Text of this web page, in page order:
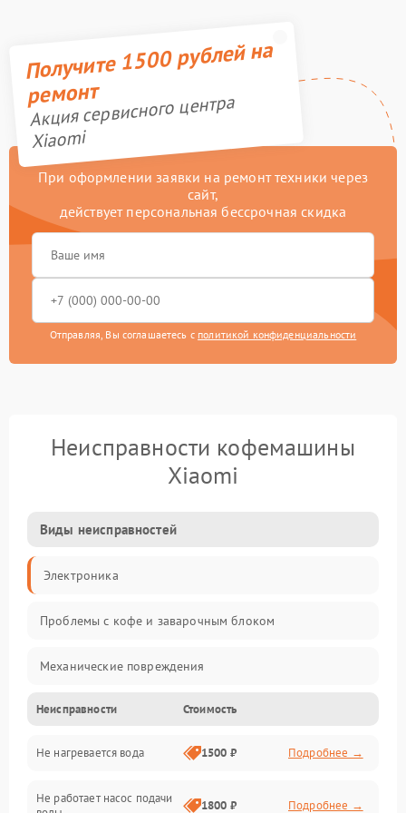
Получите 1500 рублей на
ремонт
Акция сервисного центра
Xiaomi
При оформлении заявки на ремонт техники через
сайт,
действует персональная бессрочная скидка
Отправляя, Вы соглашаетесь с политикой конфиденциальности
Неисправности кофемашины
Xiaomi
Виды неисправностей
Электроника
Проблемы с кофе и заварочным блоком
Механические повреждения
Прочие неисправности
Включение и работа
Проблемы с водой
Неисправности Стоимость
Не нагревается вода 1500 ₽ Подробнее →
Не работает насос подачи
1800 ₽ Подробнее →